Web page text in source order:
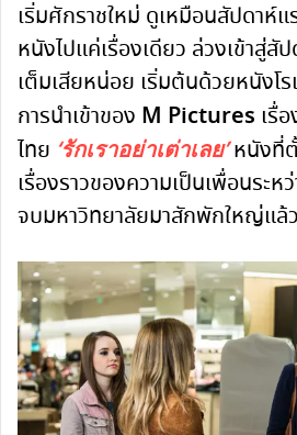
เริ่มศักราชใหม่ ดูเหมือนสัปดาห์แ
หนังไปแค่เรื่องเดียว ล่วงเข้าสู่
เต็มเสียหน่อย เริ่มต้นด้วยหนังโ
การนำเข้าของ M Pictures เรื่
ไทย ‘รักเราอย่าเต่าเลย’หนังที่ตั้
เรื่องราวของความเป็นเพื่อนระ
จบมหาวิทยาลัยมาสักพักใหญ่แล้ว